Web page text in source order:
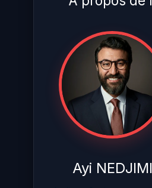
Ayi NEDJIMI